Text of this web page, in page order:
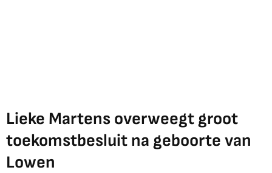
Lieke Martens overweegt groot
toekomstbesluit na geboorte van
Lowen